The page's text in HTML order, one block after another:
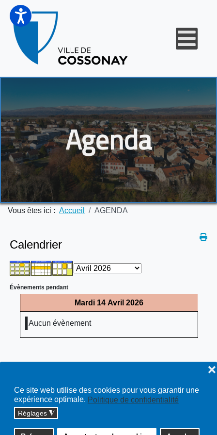
Ce site web utilise des cookies pour vous garantir une
expérience optimale. Politique de confidentialité
Réglages ◮
❌
Agenda
Vous êtes ici : Accueil AGENDA
Calendrier
Évènements pendant
Mardi 14 Avril 2026
Aucun évènement
Copyright © 2026 cossonay.ch - tous droits réservés | site :